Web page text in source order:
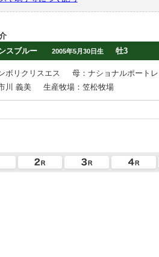
スブルー
2005年5月30日生 牡3
ボリクリスエス
母：ナショナルポート
川 義美
生産牧場：笠松牧場